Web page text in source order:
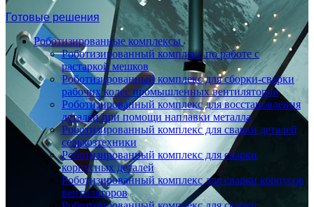
Готовые решения
Роботизированные комплексы
Роботизированный комплекс по работе с
растаркой мешков
Роботизированный комплекс для сборки-сварки
рабочих колес промышленных вентиляторов
Роботизированный комплекс для восстановления
деталей при помощи наплавки металла
Роботизированный комплекс для сварки деталей
сельхозтехники
Роботизированный комплекс для сварки
корпусных деталей
Роботизированный комплекс для сварки корпусов
вентиляторов